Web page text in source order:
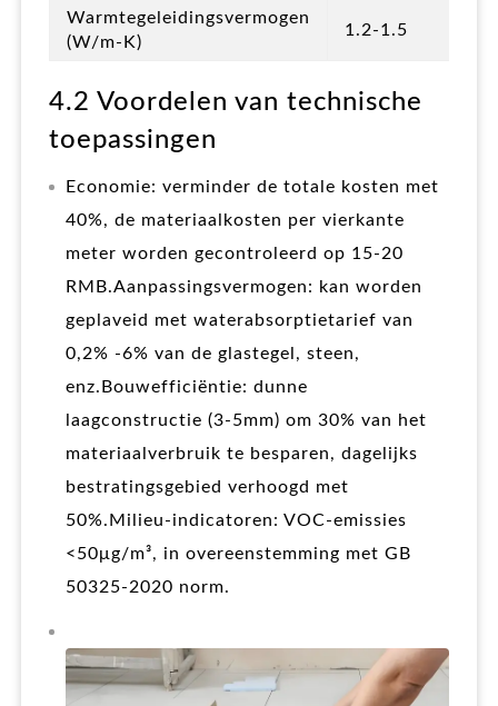
Warmtegeleidingsvermogen
(W/m-K)
1.2-1.5
4.2 Voordelen van technische
toepassingen
Economie: verminder de totale kosten met
40%, de materiaalkosten per vierkante
meter worden gecontroleerd op 15-20
RMB.Aanpassingsvermogen: kan worden
geplaveid met waterabsorptietarief van
0,2% -6% van de glastegel, steen,
enz.Bouwefficiëntie: dunne
laagconstructie (3-5mm) om 30% van het
materiaalverbruik te besparen, dagelijks
bestratingsgebied verhoogd met
50%.Milieu-indicatoren: VOC-emissies
<50μg/m³, in overeenstemming met GB
50325-2020 norm.